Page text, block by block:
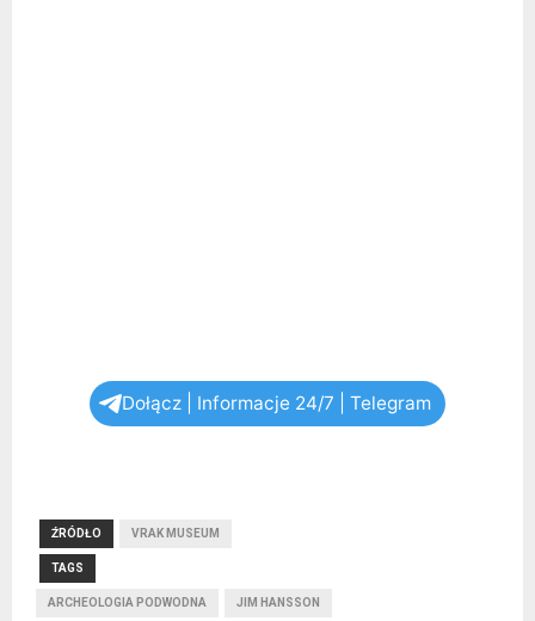
Dołącz | Informacje 24/7 | Telegram
ŹRÓDŁO VRAK MUSEUM
TAGS
ARCHEOLOGIA PODWODNA JIM HANSSON